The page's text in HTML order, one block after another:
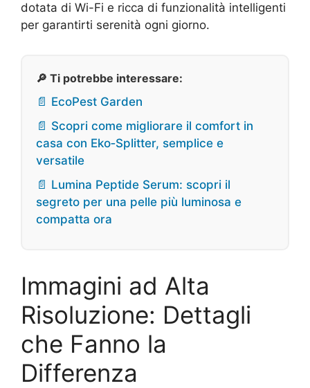
dotata di Wi-Fi e ricca di funzionalità intelligenti
per garantirti serenità ogni giorno.
🔎 Ti potrebbe interessare:
📄 EcoPest Garden
📄 Scopri come migliorare il comfort in
casa con Eko‑Splitter, semplice e
versatile
📄 Lumina Peptide Serum: scopri il
segreto per una pelle più luminosa e
compatta ora
Immagini ad Alta
Risoluzione: Dettagli
che Fanno la
Differenza